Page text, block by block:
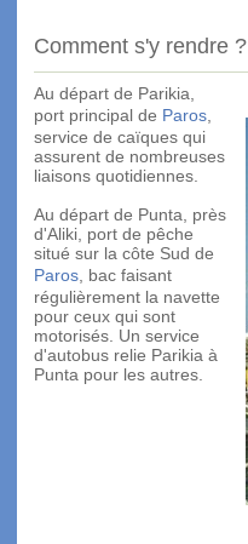
Comment s'y rendre ?
Au départ de Parikia,
port principal de Paros
service de caïques qui
assurent de nombreuses
liaisons quotidiennes.
Au départ de Punta, près
d'Aliki, port de pêche
situé sur la côte Sud de
Paros , bac faisant
régulièrement la navette
pour ceux qui sont
motorisés. Un service
d'autobus relie Parikia à
Punta pour les autres.